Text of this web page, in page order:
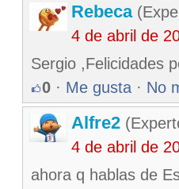
Rebeca
4 de abril de
Sergio ,Felicidades
0 · Me gusta · No
Alfre2
4 de abril de
ahora q hablas de